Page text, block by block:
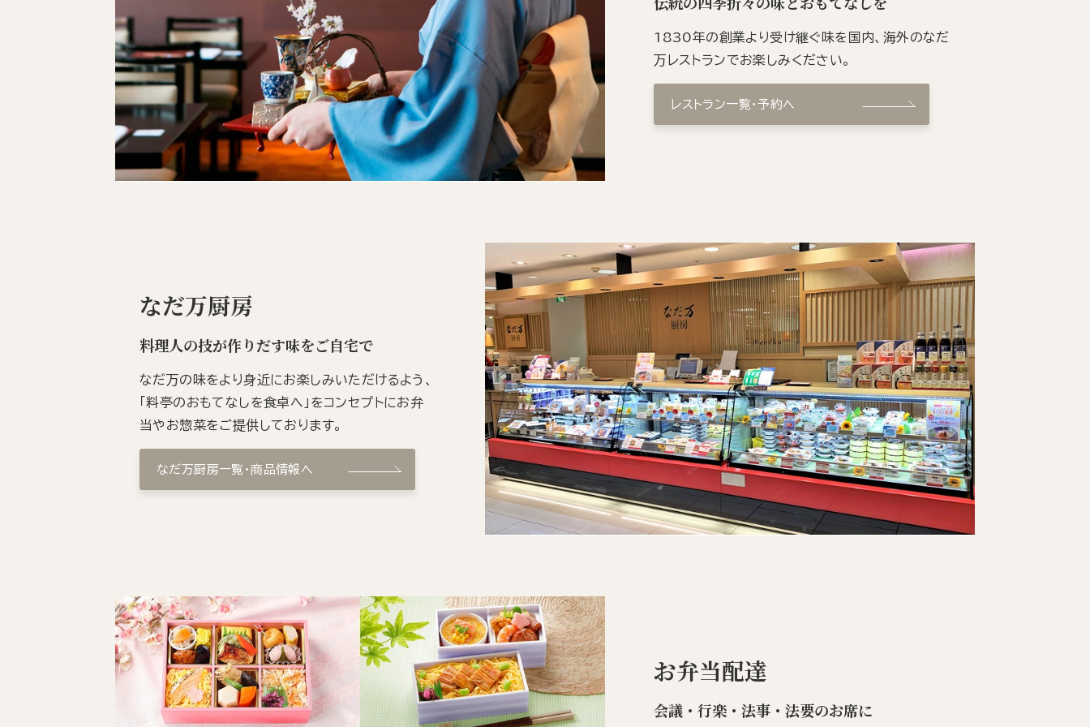
1830年の創業より受け継ぐ味を国内、海外のなだ
万レストランでお楽しみください。
レストラン一覧・予約へ
なだ万厨房
料理人の技が作りだす味をご自宅で
なだ万の味をより身近にお楽しみいただけるよう、
「料亭のおもてなしを食卓へ」をコンセプトにお弁
当やお惣菜をご提供しております。
なだ万厨房一覧・商品情報へ
お弁当配達
会議・行楽・法事・法要のお席に